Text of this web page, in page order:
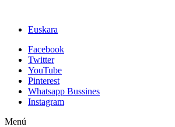
Euskara
Facebook
Twitter
YouTube
Pinterest
Whatsapp Bussines
Instagram
Menú